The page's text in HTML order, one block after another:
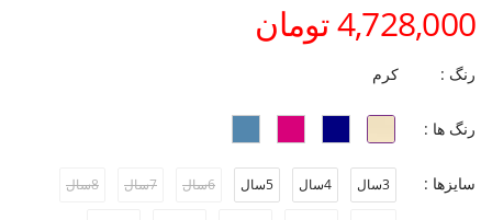
4,728,000 تومان
رنگ : کرم
رنگ ها :
سایزها : 3سال 4سال 5سال 6سال 7سال 8سال